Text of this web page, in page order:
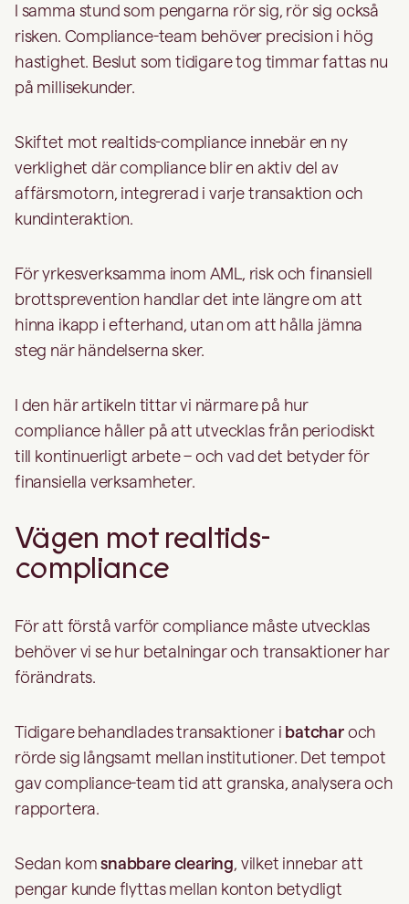
I samma stund som pengarna rör sig, rör sig också
risken. Compliance-team behöver precision i hög
hastighet. Beslut som tidigare tog timmar fattas nu
på millisekunder.
Skiftet mot realtids-compliance innebär en ny
verklighet där compliance blir en aktiv del av
affärsmotorn, integrerad i varje transaktion och
kundinteraktion.
För yrkesverksamma inom AML, risk och finansiell
brottsprevention handlar det inte längre om att
hinna ikapp i efterhand, utan om att hålla jämna
steg när händelserna sker.
I den här artikeln tittar vi närmare på hur
compliance håller på att utvecklas från periodiskt
till kontinuerligt arbete – och vad det betyder för
finansiella verksamheter.
Vägen mot realtids-
compliance
För att förstå varför compliance måste utvecklas
behöver vi se hur betalningar och transaktioner har
förändrats.
Tidigare behandlades transaktioner i batchar och
rörde sig långsamt mellan institutioner. Det tempot
gav compliance-team tid att granska, analysera och
rapportera.
Sedan komsnabbare clearing, vilket innebar att
pengar kunde flyttas mellan konton betydligt